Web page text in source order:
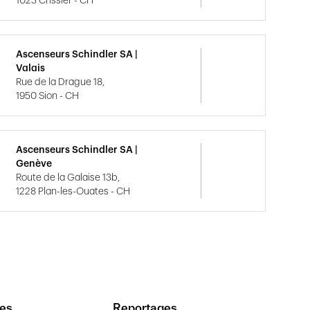
Ascenseurs Schindler SA |
Valais
Rue de la Drague 18,
1950 Sion - CH
Ascenseurs Schindler SA |
Genève
Route de la Galaise 13b,
1228 Plan-les-Ouates - CH